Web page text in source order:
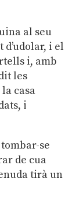
al seu
i el
i, amb
les
casa
i
se
de cua
tirà un